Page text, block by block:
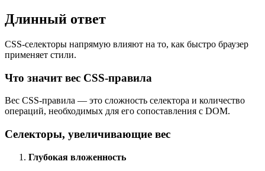
Длинный ответ
CSS-селекторы напрямую влияют на то, как быстро браузер
применяет стили.
Что значит вес CSS-правила
Вес CSS-правила — это сложность селектора и количество
операций, необходимых для его сопоставления с DOM.
Селекторы, увеличивающие вес
Глубокая вложенность